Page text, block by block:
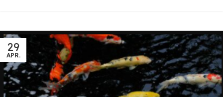
29
APR.